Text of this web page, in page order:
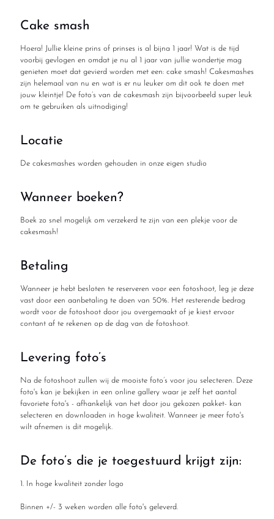
Cake smash
Hoera! Jullie kleine prins of prinses is al bijna 1 jaar! Wat is de tijd
voorbij gevlogen en omdat je nu al 1 jaar van jullie wondertje mag
genieten moet dat gevierd worden met een: cake smash! Cakesmashes
zijn helemaal van nu en wat is er nu leuker om dit ook te doen met
jouw kleintje! De foto’s van de cakesmash zijn bijvoorbeeld super leuk
om te gebruiken als uitnodiging!
Locatie
De cakesmashes worden gehouden in onze eigen studio
Wanneer boeken?
Boek zo snel mogelijk om verzekerd te zijn van een plekje voor de
cakesmash!
Betaling
Wanneer je hebt besloten te reserveren voor een fotoshoot, leg je deze
vast door een aanbetaling te doen van 50%. Het resterende bedrag
wordt voor de fotoshoot door jou overgemaakt of je kiest ervoor
contant af te rekenen op de dag van de fotoshoot.
Levering foto’s
Na de fotoshoot zullen wij de mooiste foto’s voor jou selecteren. Deze
foto's kan je bekijken in een online gallery waar je zelf het aantal
favoriete foto's - afhankelijk van het door jou gekozen pakket- kan
selecteren en downloaden in hoge kwaliteit. Wanneer je meer foto's
wilt afnemen is dit mogelijk.
De foto’s die je toegestuurd krijgt zijn:
1. In hoge kwaliteit zonder logo
Binnen +/- 3 weken worden alle foto's geleverd.